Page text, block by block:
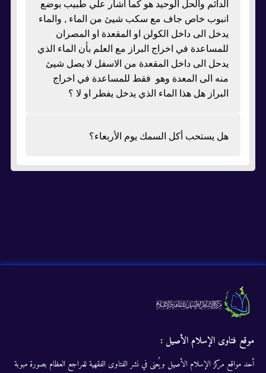
الدائم والحل الوحيد هو كما اشار علي طبيب بوضع
انبوب خاص جاف مع سكب شيئ من الماء , والماء
يدخل الى داخل الكولن او المقعدة او المصران
للمساعدة في اخراج البراز مع العلم بأن الماء الذي
يدحل الى داخل المقعدة من الاسفل لا يصل شيئ
منه الى المعدة وهو فقط للمساعدة في اخراج
البراز هل هذا الماء الذي يدخل يفطر او لا ؟
هل يستحب أكل السمك يوم الأربعاء؟
موقع فتاوى الإسلام الأصيل :
أحد مواقع مركز الإسلام الأصيل ويُعنى في نشر الفتاوى الفقهية للمراجع العظام بصورة مبوبة